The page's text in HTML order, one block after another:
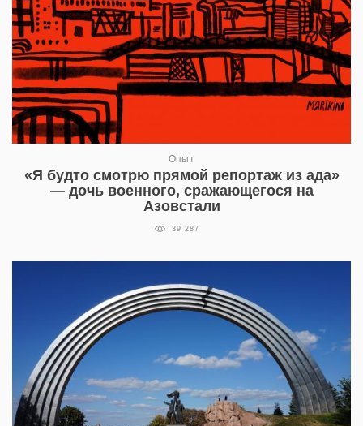
Опыт
«Я будто смотрю прямой репортаж из ада»
— дочь военного, сражающегося на
Азовстали
39 287